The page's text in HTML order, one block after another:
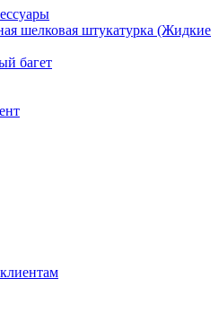
шелковая штукатурка (Жидкие
багет